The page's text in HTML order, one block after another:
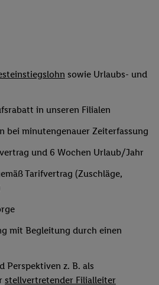
sowie Urlaubs- und
in unseren Filialen
bei minutengenauer Zeiterfassung
und 6 Wochen Urlaub/Jahr
Tarifvertrag (Zuschläge,
mit Begleitung durch einen
Perspektiven z. B. als
stellvertretender Filialleiter